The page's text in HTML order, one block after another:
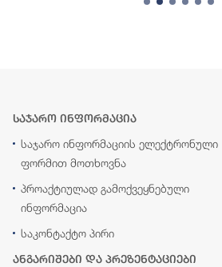
საჯარო ინფორმაცია
საჯარო ინფორმაციის ელექტრონული
ფორმით მოთხოვნა
პროაქტიულად გამოქვეყნებული
ინფორმაცია
საკონტაქტო პირი
ანგარიშები და პრეზენტაციები